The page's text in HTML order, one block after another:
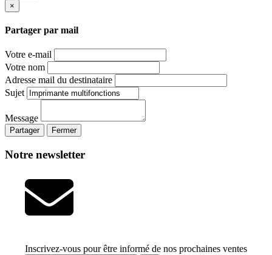
×
Partager par mail
Votre e-mail
Votre nom
Adresse mail du destinataire
Sujet
Message
Partager Fermer
Notre newsletter
Inscrivez-vous pour être informé de nos prochaines ventes